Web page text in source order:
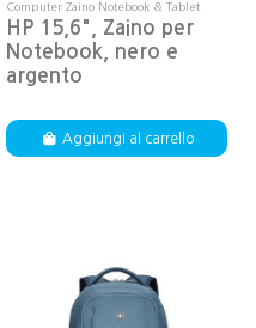
Computer Zaino Notebook & Tablet
HP 15,6", Zaino per
Notebook, nero e
argento
Aggiungi al carrello